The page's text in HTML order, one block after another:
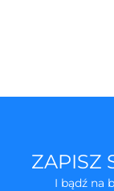
ZAPISZ
I bądź na